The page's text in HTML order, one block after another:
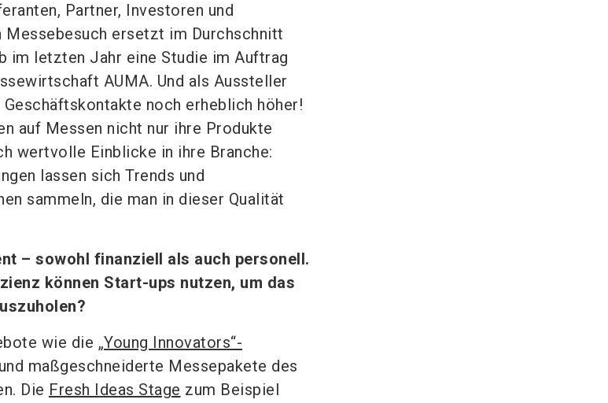
Partner, Investoren und
ersetzt im Durchschnitt
im letzten Jahr eine Studie im Auftrag
AUMA. Und als Aussteller
noch erheblich höher!
auf Messen nicht nur ihre Produkte
wertvolle Einblicke in ihre Branche:
lassen sich Trends und
sammeln, die man in dieser Qualität
– sowohl finanziell als auch personell.
können Start-ups nutzen, um das
wie die „Young Innovators“-
maßgeschneiderte Messepakete des
Die Fresh Ideas Stage zum Beispiel